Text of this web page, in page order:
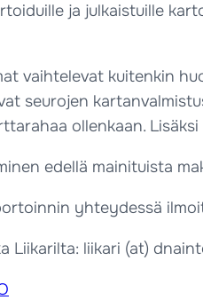
ja julkaistuille
vaihtelevat kuitenkin
seurojen
ollenkaan.
edellä mainituista
yhteydessä
Liikarilta: liikari (at)